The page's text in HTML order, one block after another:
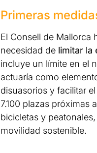
Primeras
El Consell de Mallorca
necesidad de limitar la
incluye un límite en el
actuaría como
disuasorios y facilitar
7.100 plazas próximas
bicicletas y
movilidad sostenible.